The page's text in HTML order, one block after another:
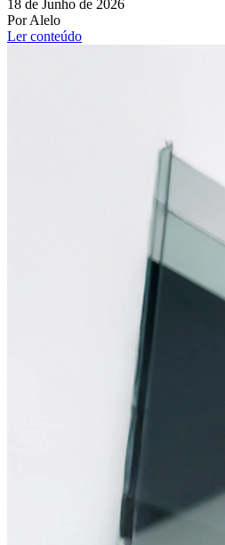
18 de Junho de 2026
Por Alelo
Ler conteúdo